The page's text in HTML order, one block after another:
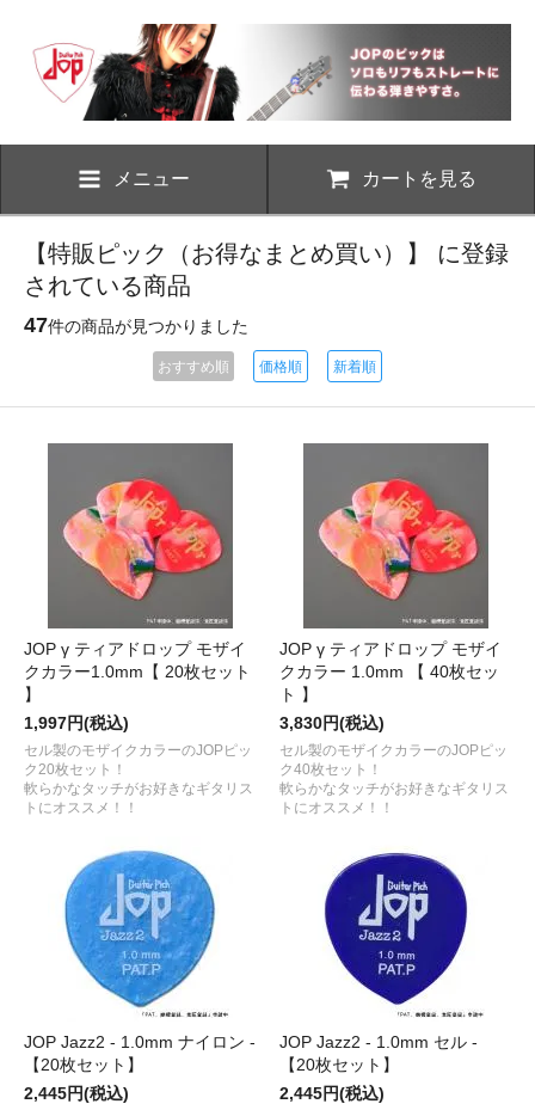
メニュー カートを見る
【特販ピック（お得なまとめ買い）】 に登録
されている商品
47件の商品が見つかりました
おすすめ順 価格順 新着順
JOP γ ティアドロップ モザイ
クカラー1.0mm【 20枚セット
】
1,997円(税込)
セル製のモザイクカラーのJOPピッ
ク20枚セット！
軟らかなタッチがお好きなギタリス
トにオススメ！！
JOP γ ティアドロップ モザイ
クカラー 1.0mm 【 40枚セッ
ト 】
3,830円(税込)
セル製のモザイクカラーのJOPピッ
ク40枚セット！
軟らかなタッチがお好きなギタリス
トにオススメ！！
JOP Jazz2 - 1.0mm ナイロン -
【20枚セット】
2,445円(税込)
JOP Jazz2 - 1.0mm セル -
【20枚セット】
2,445円(税込)